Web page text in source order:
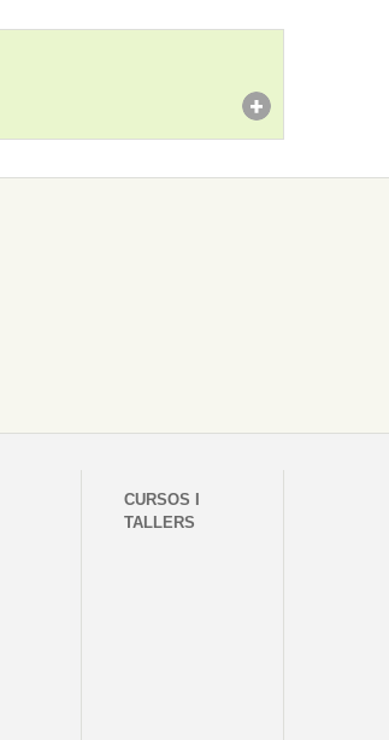
CURSOS I
TALLERS